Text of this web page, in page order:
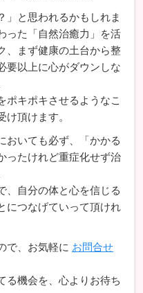
」と思われるかもしれま
った「自然治癒力」を活
、まず健康の土台から整
要以上に心がダウンしな
ポキポキさせるようなこ
頂けます。
おいても必ず、「かかる
ったけれど重症化せず治
、自分の体と心を信じる
につなげていって頂けれ
で、お気軽に お問合せ
る機会を、心よりお待ち